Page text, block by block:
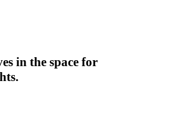
in the space for